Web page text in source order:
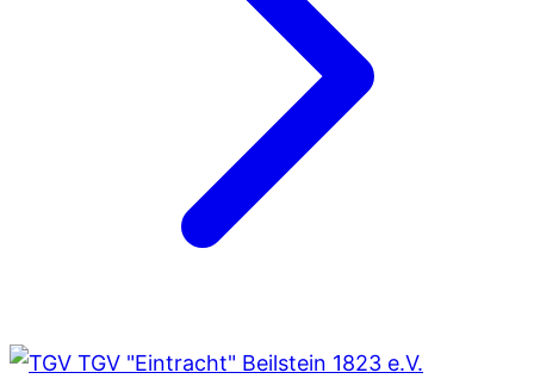
TGV "Eintracht" Beilstein 1823 e.V.